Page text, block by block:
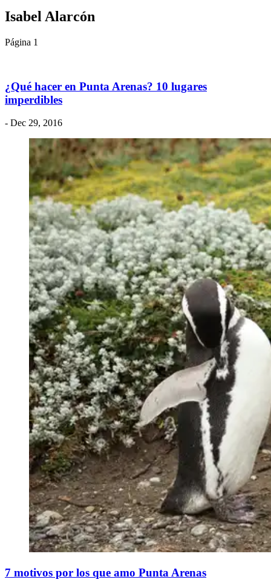
Isabel Alarcón
Página 1
¿Qué hacer en Punta Arenas? 10 lugares
imperdibles
- Dec 29, 2016
7 motivos por los que amo Punta Arenas